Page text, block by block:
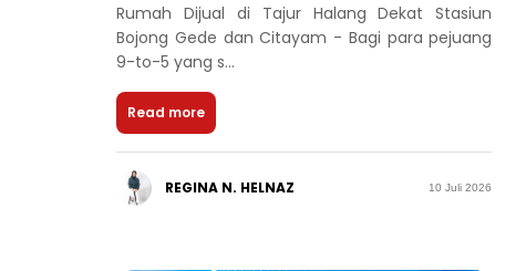
Rumah Dijual di Tajur Halang Dekat Stasiun
Bojong Gede dan Citayam - Bagi para pejuang
9-to-5 yang s...
Read more
REGINA N. HELNAZ 10 Juli 2026